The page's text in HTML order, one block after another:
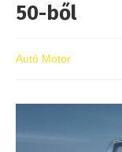
50-ből
Autó Motor